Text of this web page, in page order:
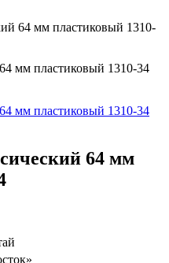
64 мм пластиковый 1310-
64 мм